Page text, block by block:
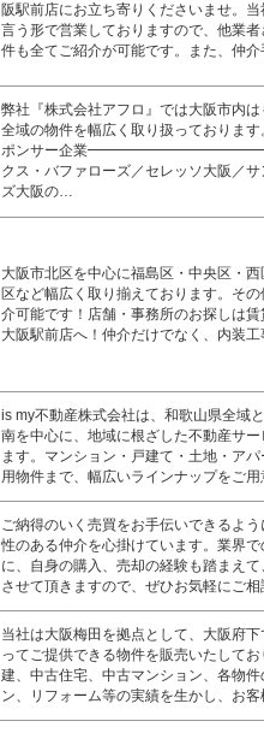
阪駅前店にお立ち寄りくださいませ。当
言う形で営業しておりますので、他業
件も全てご紹介が可能です。また、仲
弊社『株式会社アフロ』では大阪市内
全域の物件を幅広く取り扱っておりま
ポンサー企業
クス・バファローズ／セレッソ大阪／
ズ大阪の…
大阪市北区を中心に福島区・中央区・
区など幅広く取り揃えております。そ
介可能です！店舗・事務所のお探しは
大阪駅前店へ！仲介だけでなく、内装
is my不動産株式会社は、和歌山県全域
南を中心に、地域に根ざした不動産サ
ます。マンション・戸建て・土地・ア
用物件まで、幅広いラインナップをご
ご納得のいく売買をお手伝いできるよ
性のある仲介を心掛けています。業界で
に、自身の購入、売却の経験も踏まえ
させて頂きますので、ぜひお気軽にご
当社は大阪梅田を拠点として、大阪府
ってご提供できる物件を販売いたして
建、中古住宅、中古マンション、各物件
ン、リフォーム等の実績を生かし、お